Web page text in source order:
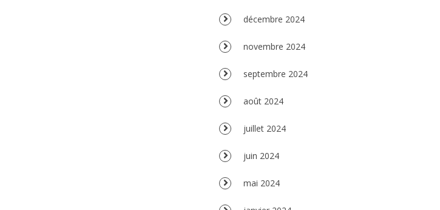
décembre 2024
novembre 2024
septembre 2024
août 2024
juillet 2024
juin 2024
mai 2024